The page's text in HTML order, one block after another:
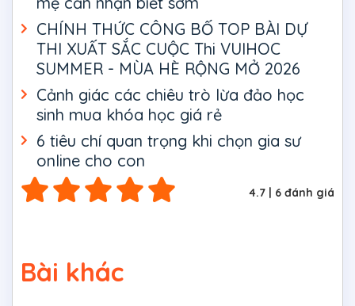
CHÍNH THỨC CÔNG BỐ TOP BÀI DỰ
THI XUẤT SẮC CUỘC Thi VUIHOC
SUMMER - MÙA HÈ RỘNG MỞ 2026
Cảnh giác các chiêu trò lừa đảo học
sinh mua khóa học giá rẻ
6 tiêu chí quan trọng khi chọn gia sư
online cho con
4.7 | 6 đánh giá
Bài khác